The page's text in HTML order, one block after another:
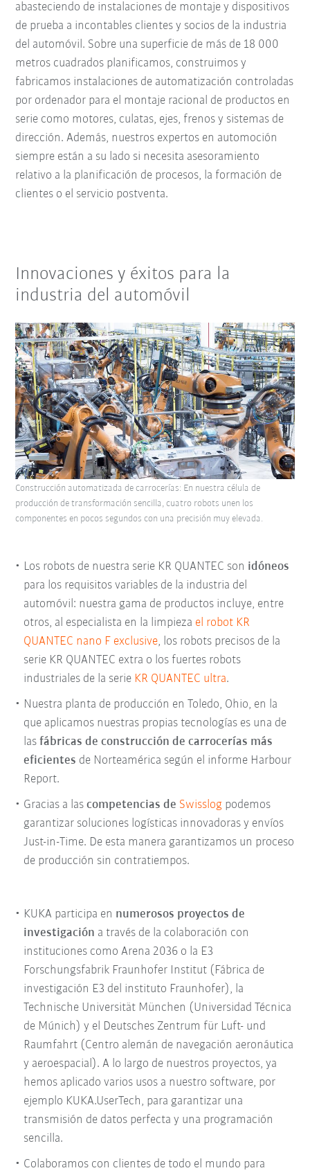
abasteciendo de instalaciones de montaje y dispositivos
de prueba a incontables clientes y socios de la industria
del automóvil. Sobre una superficie de más de 18 000
metros cuadrados planificamos, construimos y
fabricamos instalaciones de automatización controladas
por ordenador para el montaje racional de productos en
serie como motores, culatas, ejes, frenos y sistemas de
dirección. Además, nuestros expertos en automoción
siempre están a su lado si necesita asesoramiento
relativo a la planificación de procesos, la formación de
clientes o el servicio postventa.
Innovaciones y éxitos para la
industria del automóvil
Los robots de nuestra serie KR QUANTEC son idóneos
para los requisitos variables de la industria del
automóvil: nuestra gama de productos incluye, entre
otros, al especialista en la limpieza el robot KR
QUANTEC nano F exclusive, los robots precisos de la
serie KR QUANTEC extra o los fuertes robots
industriales de la serie KR QUANTEC ultra.
Nuestra planta de producción en Toledo, Ohio, en la
que aplicamos nuestras propias tecnologías es una de
lasfábricas de construcción de carrocerías más
eficientes de Norteamérica según el informe Harbour
Report.
Gracias a lascompetencias de Swisslog podemos
garantizar soluciones logísticas innovadoras y envíos
Just-in-Time. De esta manera garantizamos un proceso
de producción sin contratiempos.
Construcción automatizada de carrocerías: En nuestra célula de
producción de transformación sencilla, cuatro robots unen los
componentes en pocos segundos con una precisión muy elevada.
KUKA participa en numerosos proyectos de
investigación a través de la colaboración con
instituciones como Arena 2036 o la E3
Forschungsfabrik Fraunhofer Institut (Fábrica de
investigación E3 del instituto Fraunhofer), la
Technische Universität München (Universidad Técnica
de Múnich) y el Deutsches Zentrum für Luft- und
Raumfahrt (Centro alemán de navegación aeronáutica
y aeroespacial). A lo largo de nuestros proyectos, ya
hemos aplicado varios usos a nuestro software, por
ejemplo KUKA.UserTech, para garantizar una
transmisión de datos perfecta y una programación
sencilla.
Colaboramos con clientes de todo el mundo para